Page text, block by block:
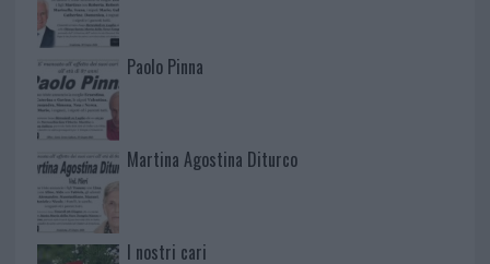
Paolo Pinna
Martina Agostina Diturco
I nostri cari